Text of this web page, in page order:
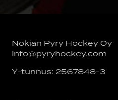
Nokian Pyry Hockey Oy
info@pyryhockey.com
Y-tunnus: 2567848-3